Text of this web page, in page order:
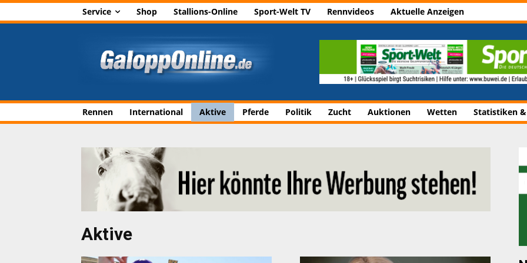
Service Shop Stallions-Online Sport-Welt TV Rennvideos Aktuelle Anzeigen
Rennen International Aktive Pferde Politik Zucht Auktionen Wetten Statistiken
Aktive